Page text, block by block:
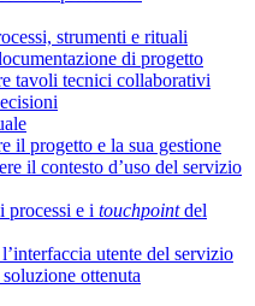
strumenti e rituali
di progetto
tavoli tecnici collaborativi
il progetto e la sua gestione
il contesto d’uso del servizio
processi e i touchpointdel
utente del servizio
ottenuta